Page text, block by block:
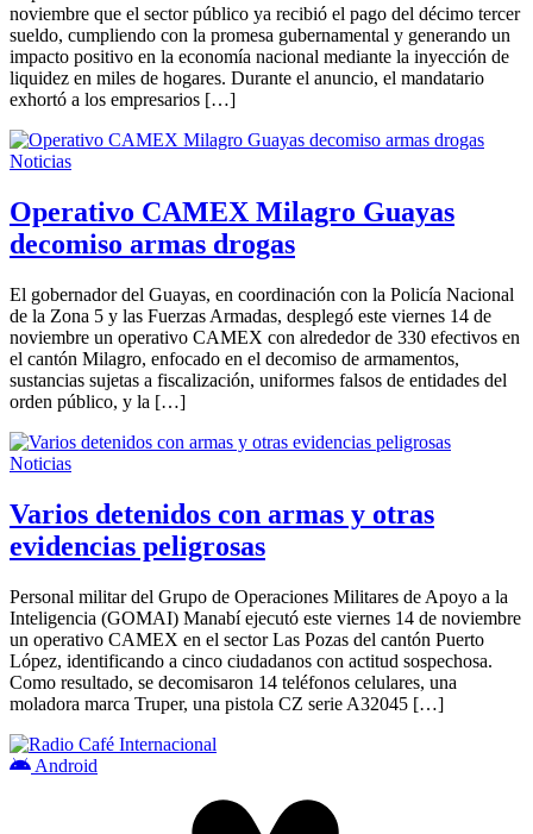
noviembre que el sector público ya recibió el pago del décimo tercer
sueldo, cumpliendo con la promesa gubernamental y generando un
impacto positivo en la economía nacional mediante la inyección de
liquidez en miles de hogares. Durante el anuncio, el mandatario
exhortó a los empresarios […]
Noticias
Operativo CAMEX Milagro Guayas
decomiso armas drogas
El gobernador del Guayas, en coordinación con la Policía Nacional
de la Zona 5 y las Fuerzas Armadas, desplegó este viernes 14 de
noviembre un operativo CAMEX con alrededor de 330 efectivos en
el cantón Milagro, enfocado en el decomiso de armamentos,
sustancias sujetas a fiscalización, uniformes falsos de entidades del
orden público, y la […]
Noticias
Varios detenidos con armas y otras
evidencias peligrosas
Personal militar del Grupo de Operaciones Militares de Apoyo a la
Inteligencia (GOMAI) Manabí ejecutó este viernes 14 de noviembre
un operativo CAMEX en el sector Las Pozas del cantón Puerto
López, identificando a cinco ciudadanos con actitud sospechosa.
Como resultado, se decomisaron 14 teléfonos celulares, una
moladora marca Truper, una pistola CZ serie A32045 […]
Android